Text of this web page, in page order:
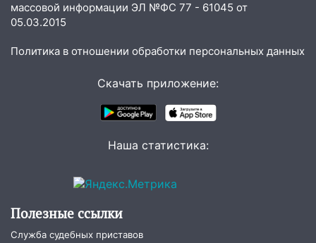
дороги в Ульяновске: фото
закончится сегодня: сильные ливни
Трижды «брал в долг» без спроса:
житель Вешкаймского района похитил у
знакомого 191 тысячу рублей
Ураган оторвал светофор на
Дерево пробило крышу дома на
на электрощит
массовой информации ЭЛ №ФС 77 - 61045 от
05.03.2015
Политика в отношении обработки персональных данных
Скачать приложение:
Наша статистика:
Полезные ссылки
Служба судебных приставов